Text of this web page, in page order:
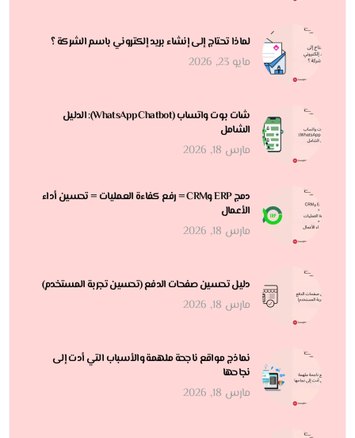
لماذا تحتاج إلى إنشاء بريد إلكتروني باسم الشركة ؟
مايو 23, 2026
شات بوت واتساب (WhatsApp Chatbot): الدليل
الشامل
مارس 18, 2026
دمج ERP وCRM = رفع كفاءة العمليات = تحسين أداء
الأعمال
مارس 18, 2026
دليل تحسين صفحات الدفع (تحسين تجربة المستخدم)
مارس 18, 2026
نماذج مواقع ناجحة ملهمة والأسباب التي أدت إلى
نجاحها
مارس 18, 2026